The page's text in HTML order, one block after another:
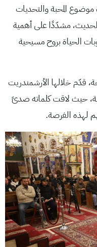
موضوع المحبة والتحديات
الحديث، مشدّدًا على أهمية
الحياة بروح مسيحية
قدّم خلالها الأرشمندريت
حيث لاقت كلماته صدىً
لهذه الفرصة.